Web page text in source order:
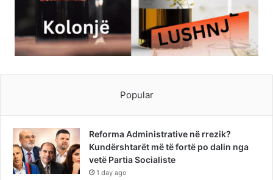
Popular
Reforma Administrative në rrezik?
Kundërshtarët më të fortë po dalin nga
vetë Partia Socialiste
1 day ago